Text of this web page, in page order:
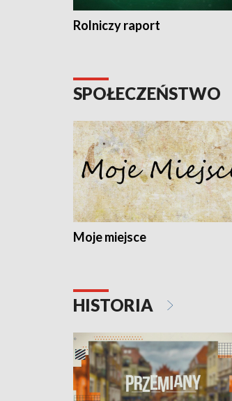
Rolniczy raport
SPOŁECZEŃSTWO
Moje miejsce
HISTORIA